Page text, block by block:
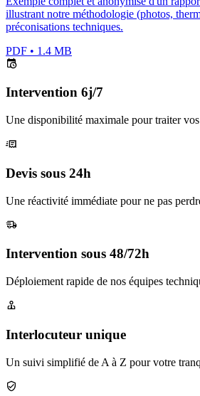
illustrant notre méthodologie (photos,
préconisations techniques.
PDF • 1.4 MB
Intervention 6j/7
Une disponibilité maximale pour traiter vos
Devis sous 24h
Une réactivité immédiate pour ne pas
Intervention sous 48/72h
Déploiement rapide de nos équipes
Interlocuteur unique
Un suivi simplifié de A à Z pour votre